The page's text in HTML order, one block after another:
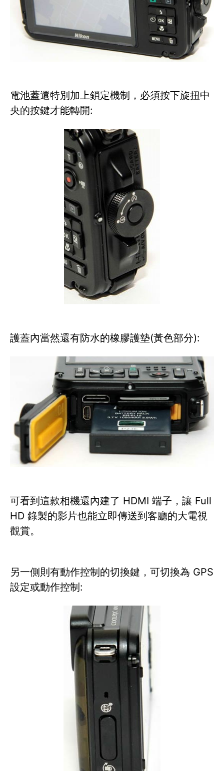
電池蓋還特別加上鎖定機制，必須按下旋扭中
央的按鍵才能轉開:
護蓋內當然還有防水的橡膠護墊(黃色部分):
可看到這款相機還內建了 HDMI 端子，讓 Full
HD 錄製的影片也能立即傳送到客廳的大電視
觀賞。
另一側則有動作控制的切換鍵，可切換為 GPS
設定或動作控制: